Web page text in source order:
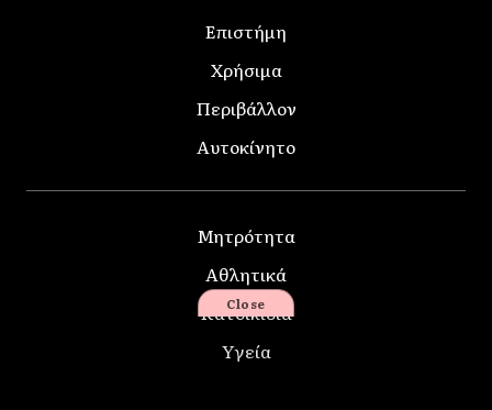
Επιστήμη
Χρήσιμα
Περιβάλλον
Αυτοκίνητο
Μητρότητα
Αθλητικά
Κατοικίδια
Υγεία
Close